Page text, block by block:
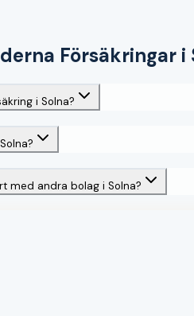
Försäkringar i
i Solna?
med andra bolag i Solna?